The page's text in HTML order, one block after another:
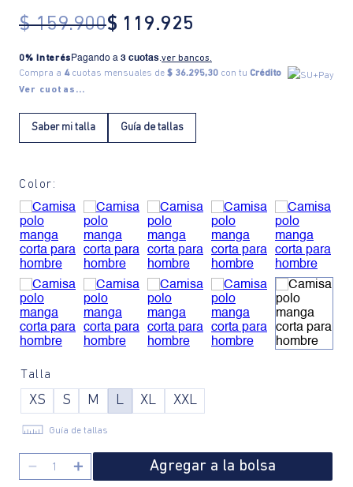
$ 159.900$ 119.925
0% Interés Pagando a 3 cuotas.ver bancos.
Compra a 4cuotas mensuales de $ 36.295,30 con tu Crédito
Ver cuotas...
Saber mi talla Guía de tallas
Color:
Talla
XS S M L XL XXL
Guía de tallas
＋
－ Agregar a la bolsa